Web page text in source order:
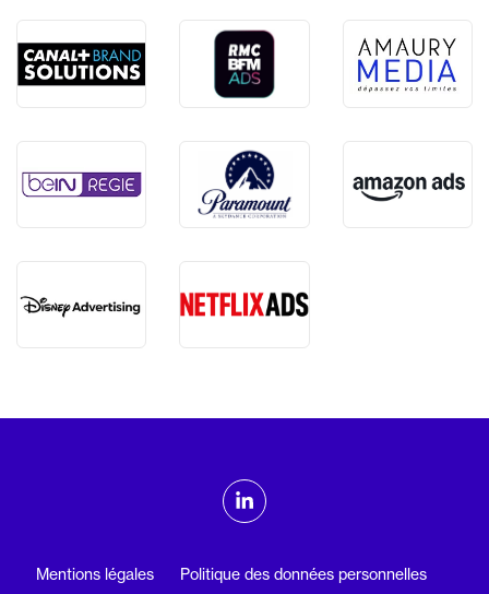
ADMTV sur les réseaux sociaux
Linkedin
Mentions légales
Politique des données personnelles